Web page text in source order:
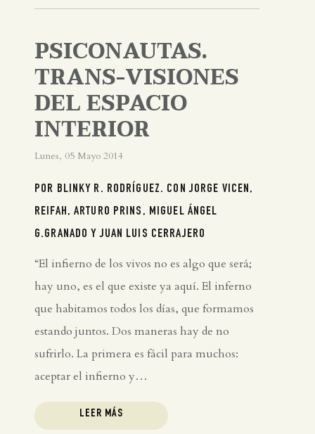
PSICONAUTAS.
TRANS-VISIONES
DEL ESPACIO
INTERIOR
Lunes, 05 Mayo 2014
POR BLINKY R. RODRÍGUEZ. CON JORGE VICEN,
REIFAH, ARTURO PRINS, MIGUEL ÁNGEL
G.GRANADO Y JUAN LUIS CERRAJERO
“El infierno de los vivos no es algo que será;
hay uno, es el que existe ya aquí. El inferno
que habitamos todos los días, que formamos
estando juntos. Dos maneras hay de no
sufrirlo. La primera es fácil para muchos:
aceptar el infierno y…
LEER MÁS